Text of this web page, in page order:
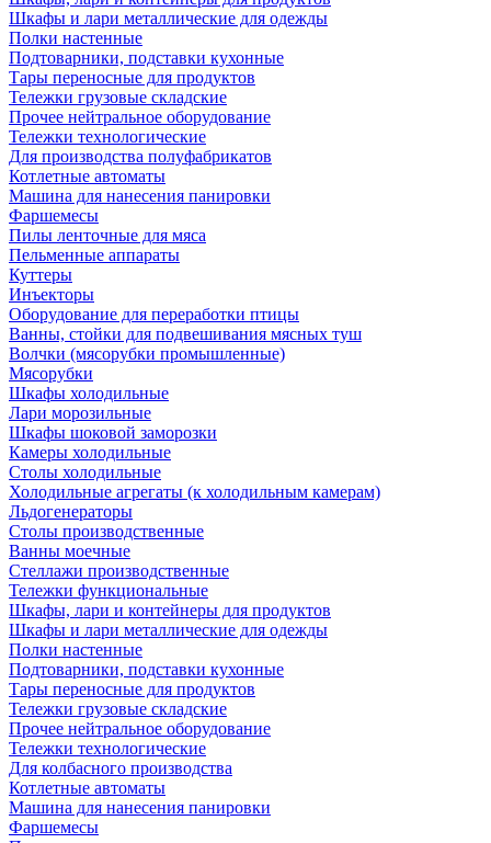
Шкафы и лари металлические для одежды
Полки настенные
Подтоварники, подставки кухонные
Тары переносные для продуктов
Тележки грузовые складские
Прочее нейтральное оборудование
Тележки технологические
Для производства полуфабрикатов
Котлетные автоматы
Машина для нанесения панировки
Фаршемесы
Пилы ленточные для мяса
Пельменные аппараты
Куттеры
Инъекторы
Оборудование для переработки птицы
Ванны, стойки для подвешивания мясных туш
Волчки (мясорубки промышленные)
Мясорубки
Шкафы холодильные
Лари морозильные
Шкафы шоковой заморозки
Камеры холодильные
Столы холодильные
Холодильные агрегаты (к холодильным камерам)
Льдогенераторы
Столы производственные
Ванны моечные
Стеллажи производственные
Тележки функциональные
Шкафы, лари и контейнеры для продуктов
Шкафы и лари металлические для одежды
Полки настенные
Подтоварники, подставки кухонные
Тары переносные для продуктов
Тележки грузовые складские
Прочее нейтральное оборудование
Тележки технологические
Для колбасного производства
Котлетные автоматы
Машина для нанесения панировки
Фаршемесы